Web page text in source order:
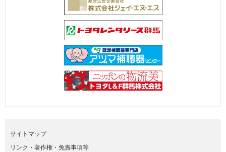
サイトマップ
リンク・著作権・免責事項等